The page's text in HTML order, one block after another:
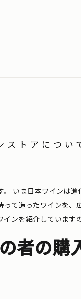
ストアについ
いま日本ワインは進
って造ったワインを、
ンを紹介しています
者の購